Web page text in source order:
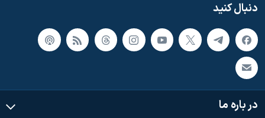
دنبال کنید
در باره ما